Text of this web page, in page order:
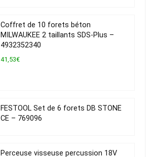
Coffret de 10 forets béton
MILWAUKEE 2 taillants SDS-Plus –
4932352340
41,53€
FESTOOL Set de 6 forets DB STONE
CE – 769096
Perceuse visseuse percussion 18V